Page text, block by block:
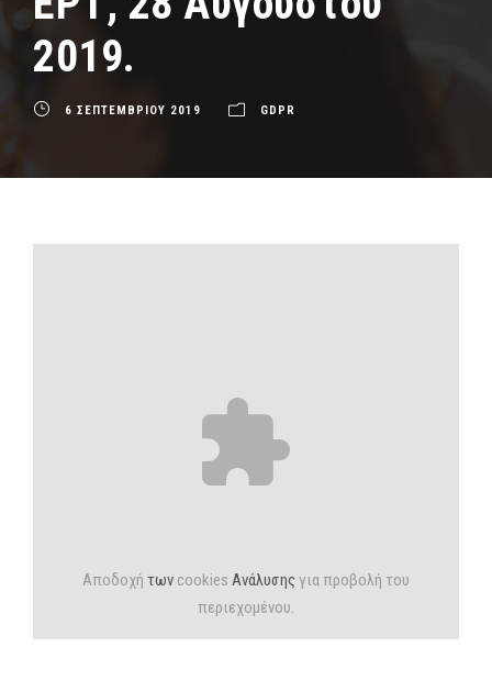
2019.
6 ΣΕΠΤΕΜΒΡΙΟΥ 2019 GDPR
Αποδοχή των cookies Ανάλυσης για προβολή του
περιεχομένου.